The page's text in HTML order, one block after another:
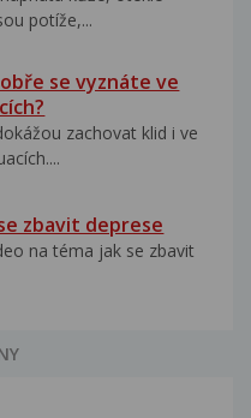
potíže,...
se vyznáte ve
zachovat klid i ve
se zbavit deprese
na téma jak se zbavit